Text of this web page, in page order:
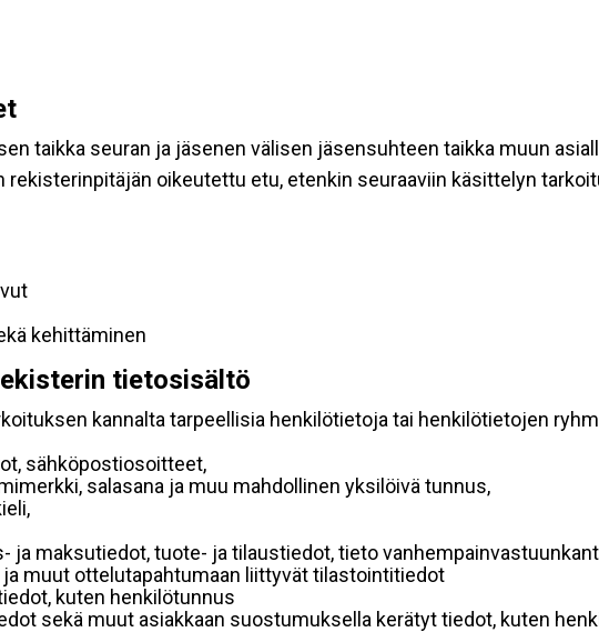
taikka seuran ja jäsenen välisen jäsensuhteen taikka muun
oikeutettu etu, etenkin seuraaviin käsittelyn
kehittäminen
tietosisältö
kannalta tarpeellisia henkilötietoja tai henkilötietojen
sähköpostiosoitteet,
salasana ja muu mahdollinen yksilöivä tunnus,
ja maksutiedot, tuote- ja tilaustiedot, tieto
muut ottelutapahtumaan liittyvät tilastointitiedot
kuten henkilötunnus
sekä muut asiakkaan suostumuksella kerätyt tiedot, kuten